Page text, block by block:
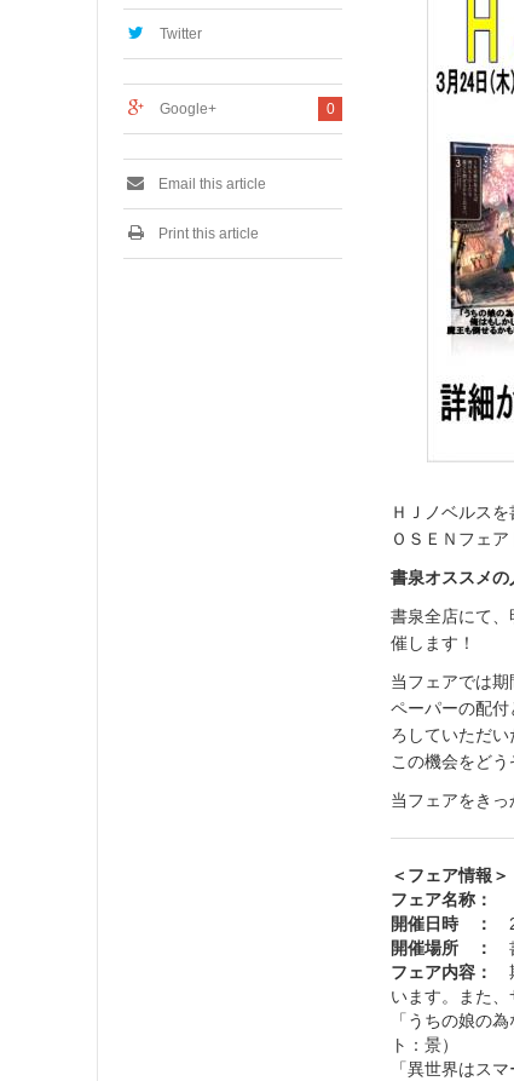
ＨＪノベルス
ＯＳＥＮフェア
書泉オススメの
書泉全店にて
催します！
当フェアでは
ペーパーの配
ろしていただい
この機会をどう
当フェアをきっ
＜フェア情報＞
フェア名称：
開催日時 ：
開催場所 ：
フェア内容：
います。また
「うちの娘の
ト：景）
「異世界はス
Twitter
0
Google+
Email this article
Print this article